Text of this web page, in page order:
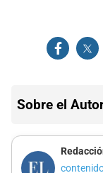
Sobre el